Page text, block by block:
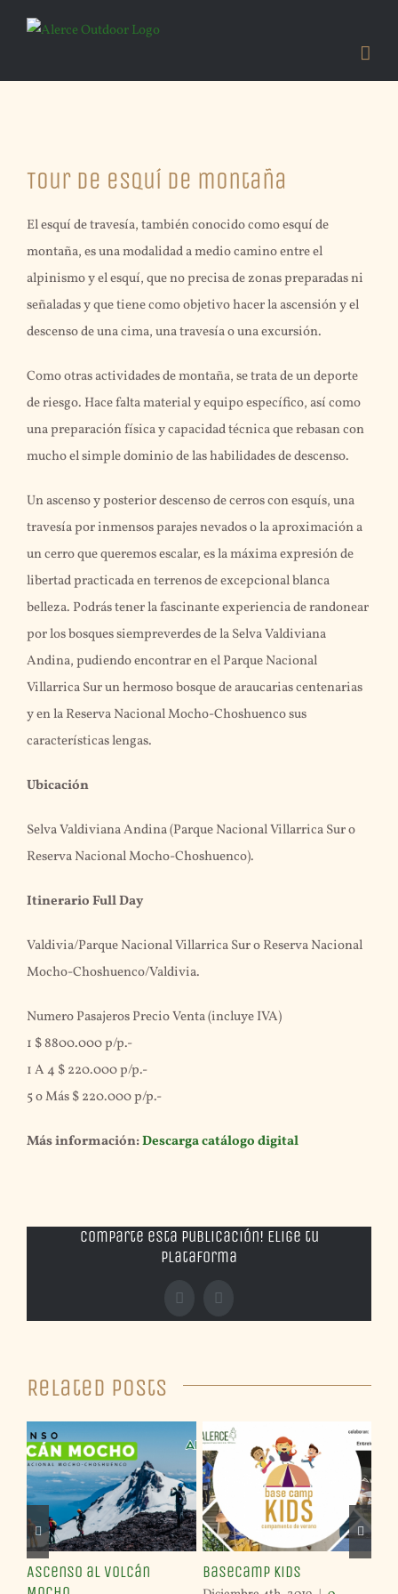
Larger
Tour de esquí de montaña
El esquí de travesía, también conocido como esquí de
montaña, es una modalidad a medio camino entre el
alpinismo y el esquí, que no precisa de zonas preparadas ni
señaladas y que tiene como objetivo hacer la ascensión y el
descenso de una cima, una travesía o una excursión.
Como otras actividades de montaña, se trata de un deporte
de riesgo. Hace falta material y equipo específico, así como
una preparación física y capacidad técnica que rebasan con
mucho el simple dominio de las habilidades de descenso.
Un ascenso y posterior descenso de cerros con esquís, una
travesía por inmensos parajes nevados o la aproximación a
un cerro que queremos escalar, es la máxima expresión de
libertad practicada en terrenos de excepcional blanca
belleza. Podrás tener la fascinante experiencia de randonear
por los bosques siempreverdes de la Selva Valdiviana
Andina, pudiendo encontrar en el Parque Nacional
Villarrica Sur un hermoso bosque de araucarias centenarias
y en la Reserva Nacional Mocho-Choshuenco sus
características lengas.
Ubicación
Selva Valdiviana Andina (Parque Nacional Villarrica Sur o
Reserva Nacional Mocho-Choshuenco).
Itinerario Full Day
Valdivia/Parque Nacional Villarrica Sur o Reserva Nacional
Mocho-Choshuenco/Valdivia.
Numero Pasajeros Precio Venta (incluye IVA)
1 $ 8800.000 p/p.-
1 A 4 $ 220.000 p/p.-
5 o Más $ 220.000 p/p.-
Más información:Descarga catálogo digital
Comparte esta publicación! Elige tu
plataforma
Facebook
X
Related Posts
Ascenso al Volcán
BaseCamp Kids